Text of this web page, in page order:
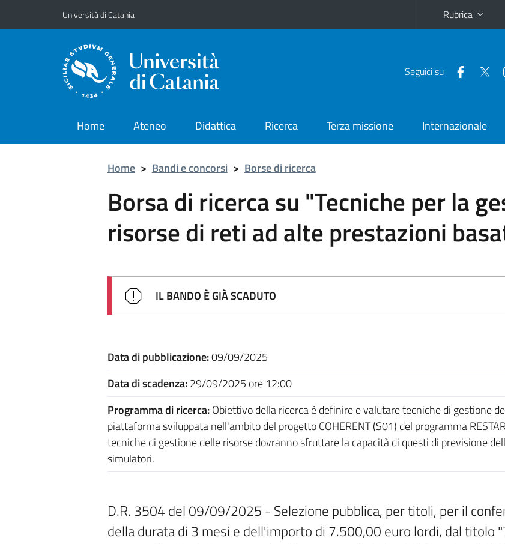
Vai al contenuto principale
Vai al menu di navigazione
Università di Catania Rubrica
Seguici su
Home Ateneo Didattica Ricerca Terza missione Internazionale
Home > Bandi e concorsi > Borse di ricerca
Borsa di ricerca su "Tecniche per la
risorse di reti ad alte prestazioni
IL BANDO È GIÀ SCADUTO
Data di pubblicazione:09/09/2025
Data di scadenza:29/09/2025 ore 12:00
Programma di ricerca:Obiettivo della ricerca è definire e valutare tecniche di gestione
piattaforma sviluppata nell'ambito del progetto COHERENT (S01) del programma
tecniche di gestione delle risorse dovranno sfruttare la capacità di questi di previsione
simulatori.
D.R. 3504 del 09/09/2025 - Selezione pubblica, per titoli, per il
della durata di 3 mesi e dell'importo di 7.500,00 euro lordi, dal titolo